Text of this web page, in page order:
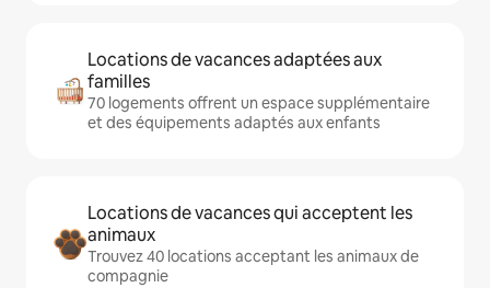
Locations de vacances adaptées aux
familles
70 logements offrent un espace supplémentaire
et des équipements adaptés aux enfants
Locations de vacances qui acceptent les
animaux
Trouvez 40 locations acceptant les animaux de
compagnie